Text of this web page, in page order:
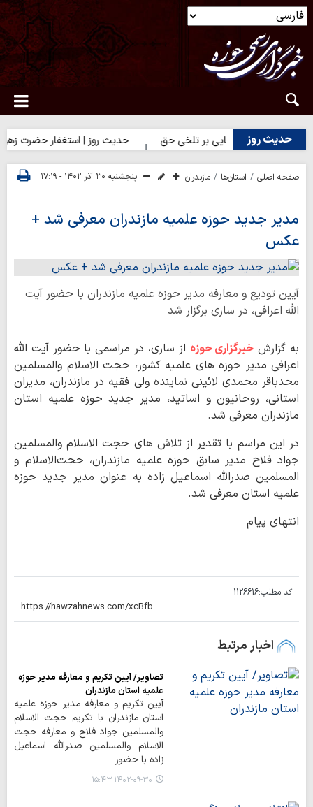
حدیث روز
روز | شکیبایی بر تلخی حق حدیث روز | استغفار حضرت زهرا(س)
صفحه اصلی استان‌ها مازندران پنجشنبه ۳۰ آذر ۱۴۰۲ - ۱۷:۱۹
مدیر جدید حوزه علمیه مازندران معرفی شد +
عکس
آیین تودیع و معارفه مدیر حوزه علمیه مازندران با حضور آیت
الله اعرافی، در ساری برگزار شد
به گزارش خبرگزاری حوزه از ساری، در مراسمی با حضور آیت الله
اعرافی مدیر حوزه های علمیه کشور، حجت الاسلام والمسلمین
محدباقر محمدی لائینی نماینده ولی فقیه در مازندران، مدیران
استانی، روحانیون و اساتید، مدیر جدید حوزه علمیه استان
مازندران معرفی شد.
در این مراسم با تقدیر از تلاش های حجت الاسلام والمسلمین
جواد فلاح مدیر سابق حوزه علمیه مازندران، حجت‌الاسلام و
المسلمین صدرالله اسماعیل زاده به عنوان مدیر جدید حوزه
علمیه استان معرفی شد.
انتهای پیام
کد مطلب:1126616
اخبار مرتبط
تصاویر/ آیین تکریم و معارفه مدیر حوزه
علمیه استان مازندران
آیین تکریم و معارفه مدیر حوزه علمیه
استان مازندران با تکریم حجت الاسلام
والمسلمین جواد فلاح و معارفه حجت
الاسلام والمسلمین صدرالله اسماعیل
زاده با حضور…
۱۴۰۲-۰۹-۳۰ ۱۵:۴۳